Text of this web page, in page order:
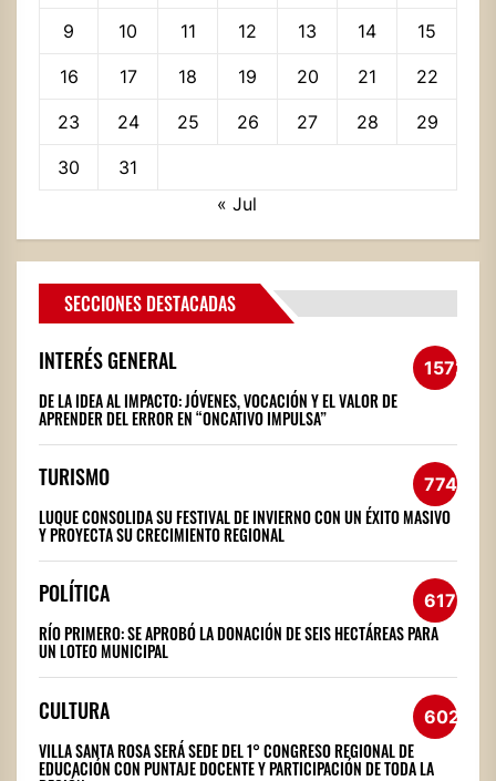
9 10 11 12 13 14 15
16 17 18 19 20 21 22
23 24 25 26 27 28 29
30
31
« Jul
SECCIONES DESTACADAS
INTERÉS GENERAL 1572
DE LA IDEA AL IMPACTO: JÓVENES, VOCACIÓN Y EL VALOR DE
APRENDER DEL ERROR EN “ONCATIVO IMPULSA”
TURISMO 774
LUQUE CONSOLIDA SU FESTIVAL DE INVIERNO CON UN ÉXITO MASIVO
Y PROYECTA SU CRECIMIENTO REGIONAL
POLÍTICA 617
RÍO PRIMERO: SE APROBÓ LA DONACIÓN DE SEIS HECTÁREAS PARA
UN LOTEO MUNICIPAL
CULTURA 602
VILLA SANTA ROSA SERÁ SEDE DEL 1° CONGRESO REGIONAL DE
EDUCACIÓN CON PUNTAJE DOCENTE Y PARTICIPACIÓN DE TODA LA